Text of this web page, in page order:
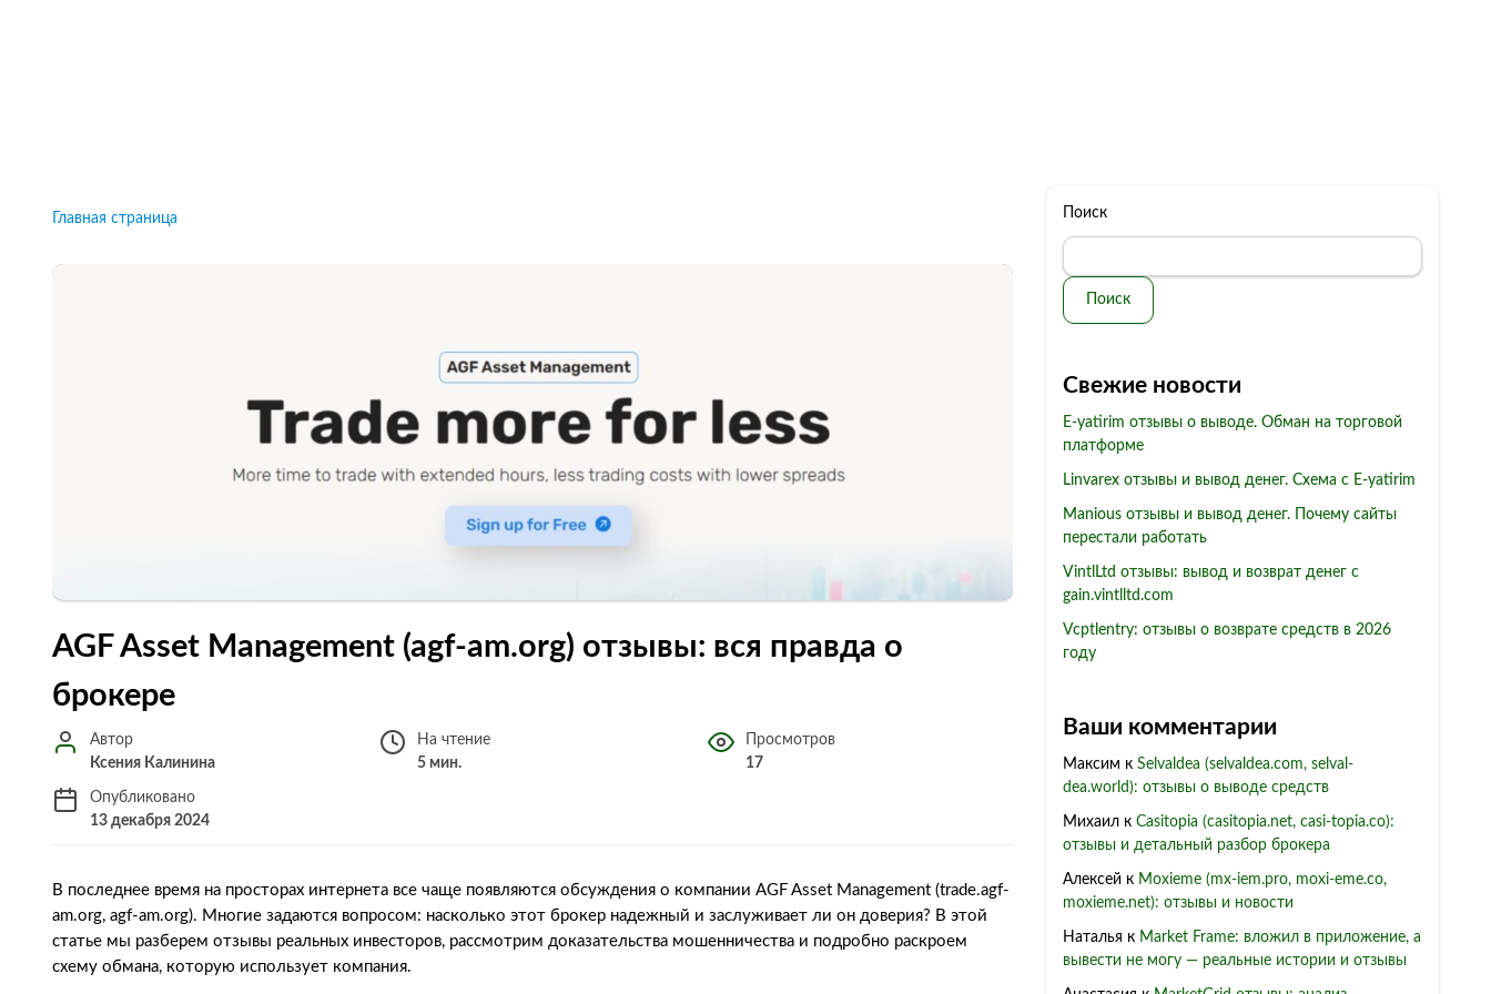
Главная страница
AGF Asset Management (agf-am.org) отзывы: вся правда о
брокере
Автор
Ксения Калинина
На чтение
5 мин.
Просмотров
17
Опубликовано
13 декабря 2024
В последнее время на просторах интернета все чаще появляются обсуждения о компании AGF Asset Management (trade.agf-
am.org, agf-am.org). Многие задаются вопросом: насколько этот брокер надежный и заслуживает ли он доверия? В этой
статье мы разберем отзывы реальных инвесторов, рассмотрим доказательства мошенничества и подробно раскроем
схему обмана, которую использует компания.
Поиск
Поиск
Свежие новости
E-yatirim отзывы о выводе. Обман на торговой
платформе
Linvarex отзывы и вывод денег. Схема с E-yatirim
Manious отзывы и вывод денег. Почему сайты
перестали работать
VintlLtd отзывы: вывод и возврат денег с
gain.vintlltd.com
Vcptlentry: отзывы о возврате средств в 2026
году
Ваши комментарии
Максим к Selvaldea (selvaldea.com, selval-
dea.world): отзывы о выводе средств
Михаил к Casitopia (casitopia.net, casi-topia.co):
отзывы и детальный разбор брокера
Алексей к Moxieme (mx-iem.pro, moxi-eme.co,
moxieme.net): отзывы и новости
Наталья к Market Frame: вложил в приложение, а
вывести не могу — реальные истории и отзывы